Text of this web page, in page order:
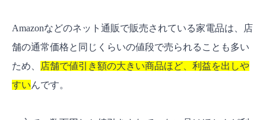
Amazonなどのネット通販で販売されている家電品は、店
舗の通常価格と同じくらいの値段で売られることも多い
ため、
店舗で値引き額の大きい商品ほど、利益を出しや
すいんです。